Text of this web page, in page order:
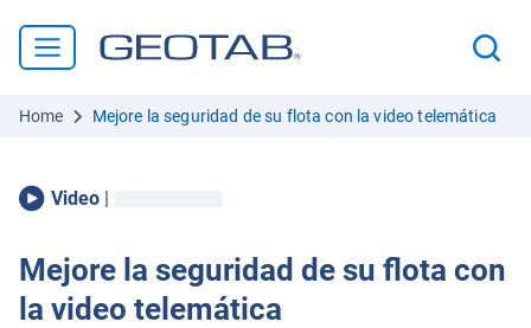
Home Mejore la seguridad de su flota con la video telemática
Video |
Mejore la seguridad de su flota con
la video telemática